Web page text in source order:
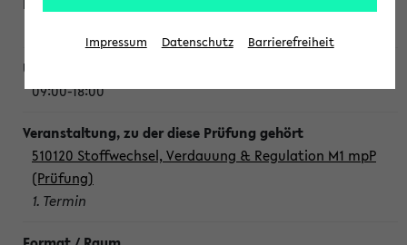
09:00-18:00
510120 Stoffwechsel, Verdauung & Regulation M1 mpP
(Prüfung)
1. Termin
Impressum Datenschutz Barrierefreiheit